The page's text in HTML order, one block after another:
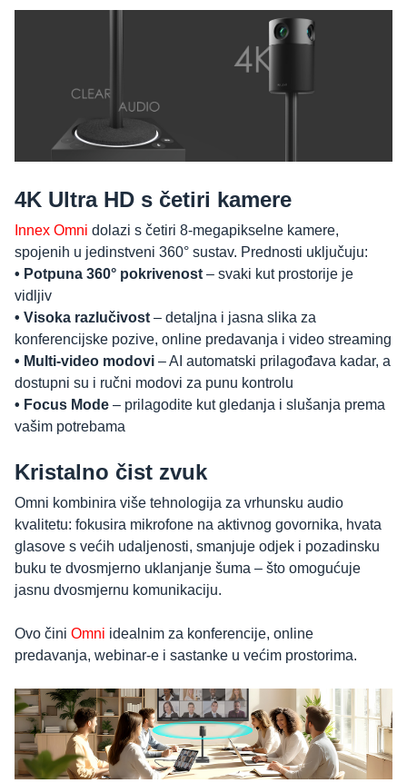
4K Ultra HD s četiri kamere
Innex Omni dolazi s četiri 8-megapikselne kamere,
spojenih u jedinstveni 360° sustav. Prednosti uključuju:
• Potpuna 360° pokrivenost– svaki kut prostorije je
vidljiv
• Visoka razlučivost– detaljna i jasna slika za
konferencijske pozive, online predavanja i video streaming
• Multi-video modovi – AI automatski prilagođava kadar, a
dostupni su i ručni modovi za punu kontrolu
• Focus Mode – prilagodite kut gledanja i slušanja prema
vašim potrebama
Kristalno čist zvuk
Omni kombinira više tehnologija za vrhunsku audio
kvalitetu: fokusira mikrofone na aktivnog govornika, hvata
glasove s većih udaljenosti, smanjuje odjek i pozadinsku
buku te dvosmjerno uklanjanje šuma – što omogućuje
jasnu dvosmjernu komunikaciju.
Ovo čini Omni idealnim za konferencije, online
predavanja, webinar-e i sastanke u većim prostorima.